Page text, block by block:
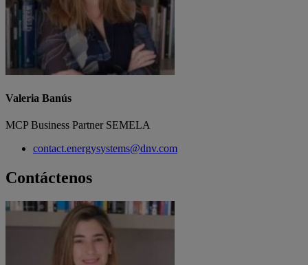
Valeria Banús
MCP Business Partner SEMELA
contact.energysystems@dnv.com
Contáctenos